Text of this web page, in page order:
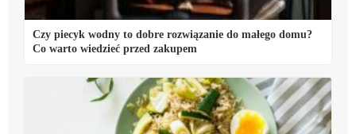
Czy piecyk wodny to dobre rozwiązanie do małego domu?
Co warto wiedzieć przed zakupem